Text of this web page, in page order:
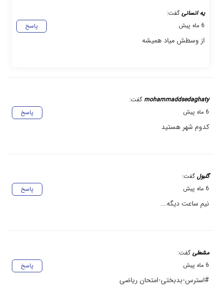
یه انسانی گفت:
پاسخ
6 ماه پیش
از وسطش میاد همیشه
mohammaddsedaghaty گفت:
پاسخ
6 ماه پیش
کدوم شهر هستید
گلبول گفت:
پاسخ
6 ماه پیش
نیم ساعت دیگه….
مشعلی گفت:
پاسخ
6 ماه پیش
#استرس-بدبختی-امتحان ریاضی